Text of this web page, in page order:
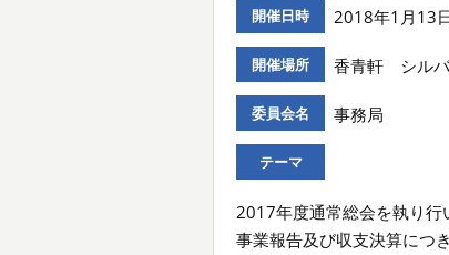
開催日時 2018年1月13
開催場所 香青軒 シル
委員会名 事務局
テーマ
2017年度通常総会を執り行
事業報告及び収支決算につ